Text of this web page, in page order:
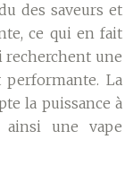
des saveurs et
ce qui en fait
recherchent une
performante. La
la puissance à
ainsi une vape